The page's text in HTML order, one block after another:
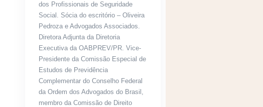
dos Profissionais de Seguridade
Social. Sócia do escritório – Oliveira
Pedroza e Advogados Associados.
Diretora Adjunta da Diretoria
Executiva da OABPREV/PR. Vice-
Presidente da Comissão Especial de
Estudos de Previdência
Complementar do Conselho Federal
da Ordem dos Advogados do Brasil,
membro da Comissão de Direito